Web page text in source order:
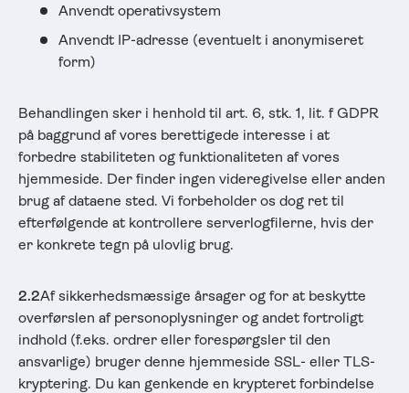
Anvendt operativsystem
Anvendt IP-adresse (eventuelt i anonymiseret
form)
Behandlingen sker i henhold til art. 6, stk. 1, lit. f GDPR
på baggrund af vores berettigede interesse i at
forbedre stabiliteten og funktionaliteten af vores
hjemmeside. Der finder ingen videregivelse eller anden
brug af dataene sted. Vi forbeholder os dog ret til
efterfølgende at kontrollere serverlogfilerne, hvis der
er konkrete tegn på ulovlig brug.
2.2Af sikkerhedsmæssige årsager og for at beskytte
overførslen af personoplysninger og andet fortroligt
indhold (f.eks. ordrer eller forespørgsler til den
ansvarlige) bruger denne hjemmeside SSL- eller TLS-
kryptering. Du kan genkende en krypteret forbindelse